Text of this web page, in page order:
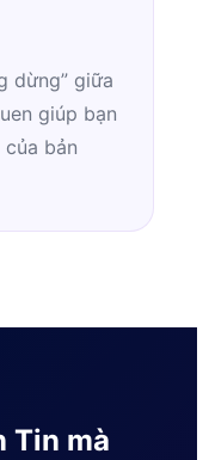
dừng” giữa
giúp bạn
bản
Tin mà